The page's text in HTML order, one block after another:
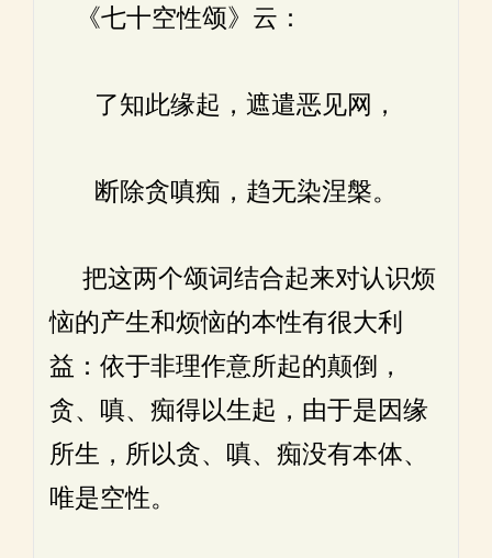
《七十空性颂》云：
了知此缘起，遮遣恶见网，
断除贪嗔痴，趋无染涅槃。
把这两个颂词结合起来对认识烦
恼的产生和烦恼的本性有很大利
益：依于非理作意所起的颠倒，
贪、嗔、痴得以生起，由于是因缘
所生，所以贪、嗔、痴没有本体、
唯是空性。